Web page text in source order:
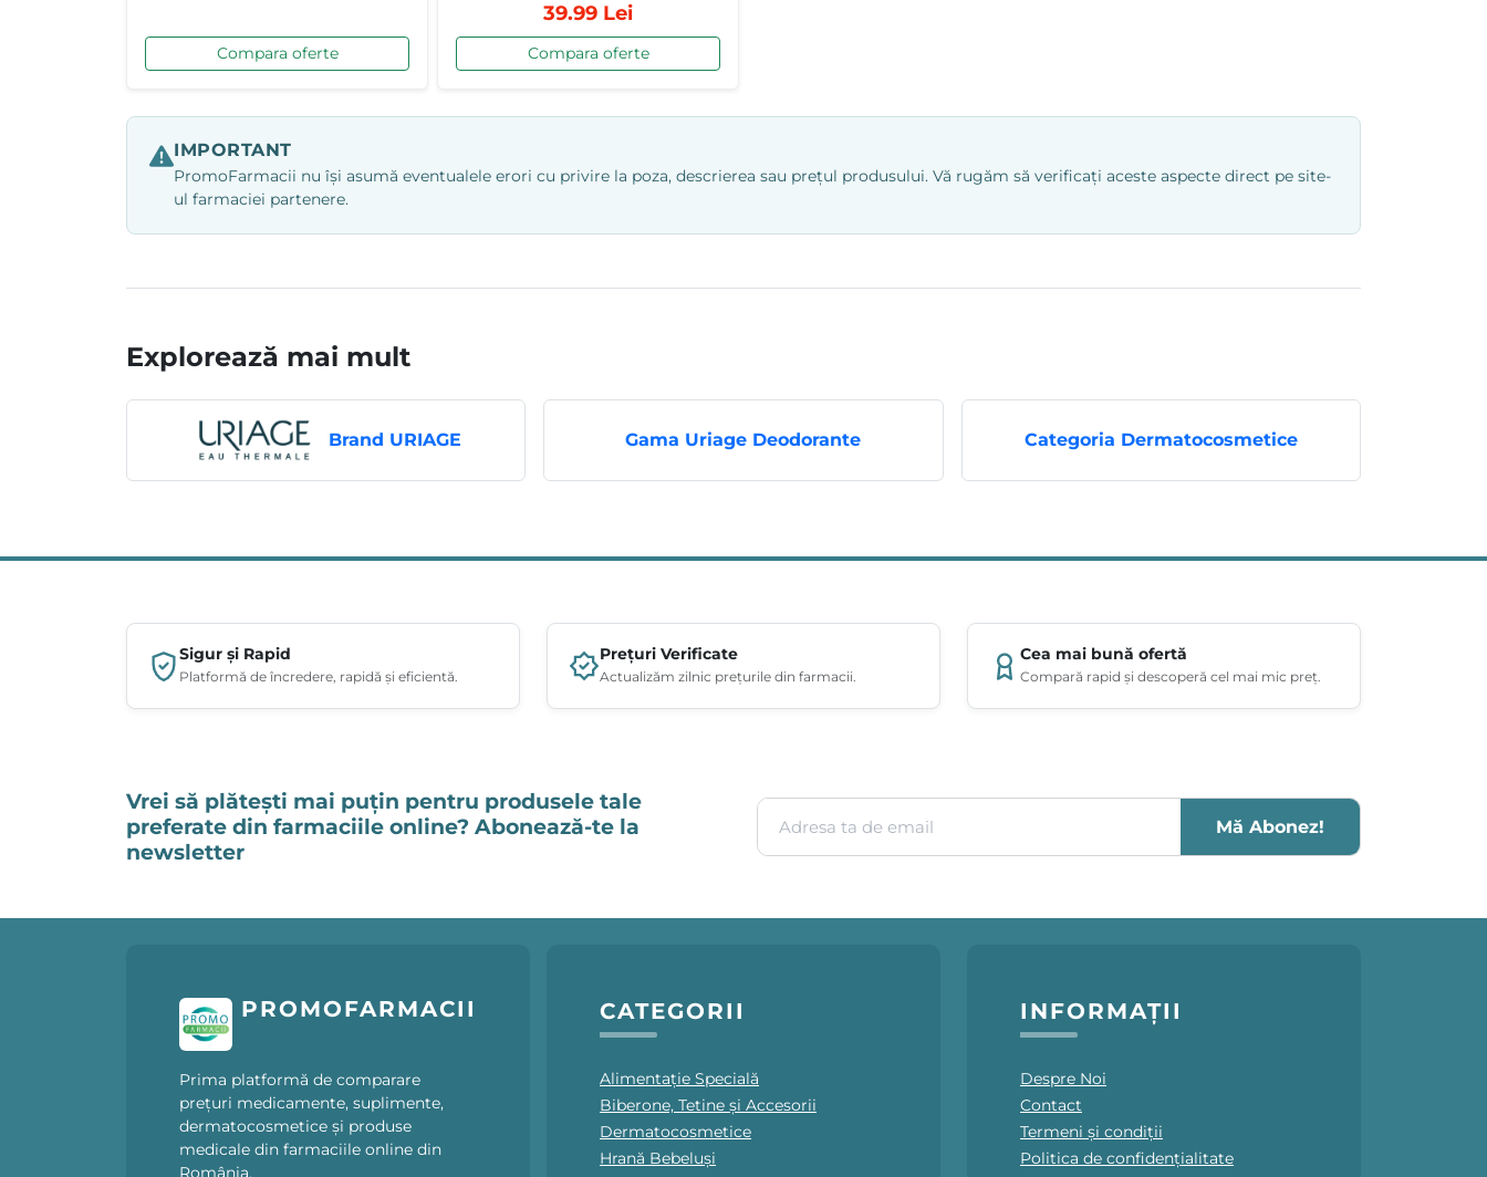
Compara oferte
39.99 Lei
Compara oferte
IMPORTANT
PromoFarmacii nu își asumă eventualele erori cu privire la poza, descrierea sau prețul produsului. Vă rugăm să verificați aceste aspecte direct pe site-
ul farmaciei partenere.
Explorează mai mult
Brand URIAGE Gama Uriage Deodorante Categoria Dermatocosmetice
Sigur și Rapid
Platformă de încredere, rapidă și eficientă.
Prețuri Verificate
Actualizăm zilnic prețurile din farmacii.
Cea mai bună ofertă
Compară rapid și descoperă cel mai mic preț.
Vrei să plătești mai puțin pentru produsele tale
preferate din farmaciile online? Abonează-te la
newsletter
Adresa ta de email
Mă Abonez!
PROMOFARMACII
Prima platformă de comparare
prețuri medicamente, suplimente,
dermatocosmetice și produse
medicale din farmaciile online din
România.
CATEGORII
Alimentație Specială
Biberone, Tetine și Accesorii
Dermatocosmetice
Hrană Bebeluși
INFORMAȚII
Despre Noi
Contact
Termeni și condiții
Politica de confidențialitate